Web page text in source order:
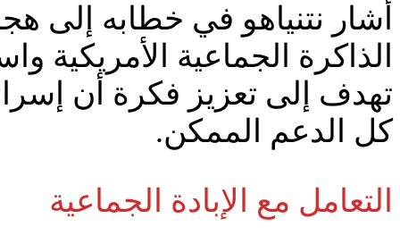
الذاكرة الجماعية الأمريكية
تهدف إلى تعزيز فكرة أن
كل الدعم الممكن.
التعامل مع الإبادة الجماعية